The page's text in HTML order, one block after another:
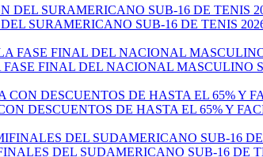
SURAMERICANO SUB-16 DE TENIS
FINAL DEL NACIONAL MASCULINO
DESCUENTOS DE HASTA EL 65% Y
DEL SUDAMERICANO SUB-16 DE